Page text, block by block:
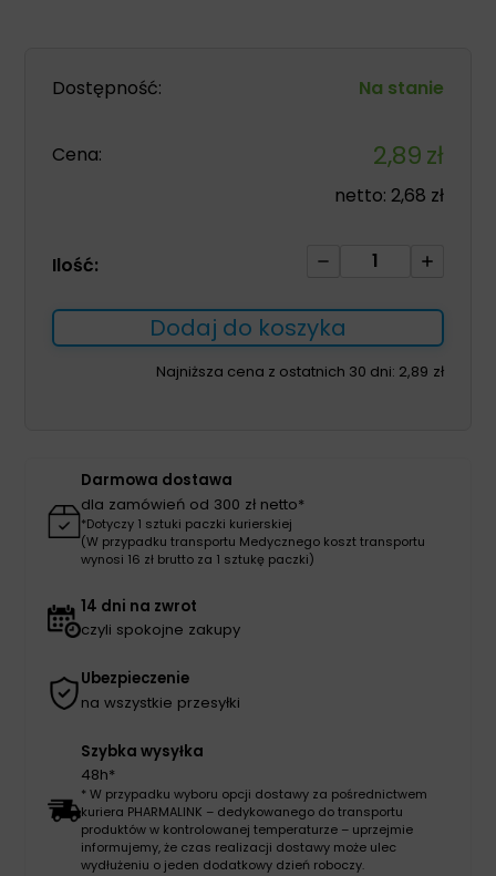
Dostępność: Na stanie
Cena: 2,89zł
netto: 2,68 zł
Ilość:
ilość
tlenowa
z
workiem
Dodaj do koszyka
Najniższa cena z ostatnich 30 dni: 2,89 zł
Darmowa dostawa
dla zamówień od 300 zł netto*
*Dotyczy 1 sztuki paczki kurierskiej
(W przypadku transportu Medycznego koszt transportu
wynosi 16 zł brutto za 1 sztukę paczki)
14 dni na zwrot
czyli spokojne zakupy
Ubezpieczenie
na wszystkie przesyłki
Szybka wysyłka
48h*
* W przypadku wyboru opcji dostawy za pośrednictwem
kuriera PHARMALINK – dedykowanego do transportu
produktów w kontrolowanej temperaturze – uprzejmie
informujemy, że czas realizacji dostawy może ulec
wydłużeniu o jeden dodatkowy dzień roboczy.